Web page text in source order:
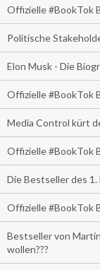
Offizielle #BookTok
Politische
Elon Musk - Die
Offizielle #BookTok
Media Control kürt
Offizielle #BookTok
Die Bestseller des
Offizielle #BookTok
Bestseller von
wollen???